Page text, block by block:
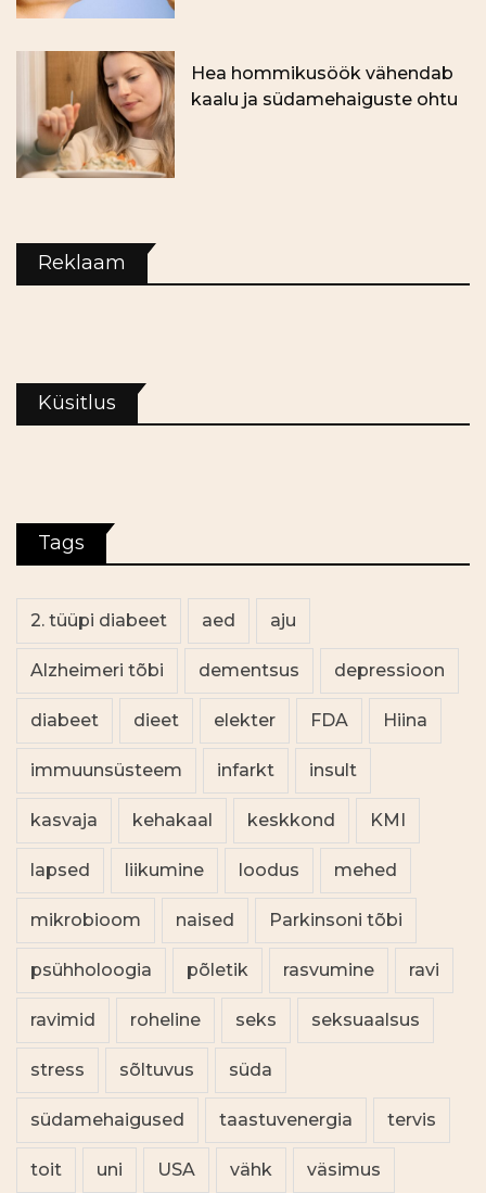
Hea hommikusöök vähendab
kaalu ja südamehaiguste ohtu
Reklaam
Küsitlus
Tags
2. tüüpi diabeet aed aju
Alzheimeri tõbi dementsus depressioon
diabeet dieet elekter FDA Hiina
immuunsüsteem infarkt insult
kasvaja kehakaal keskkond KMI
lapsed liikumine loodus mehed
mikrobioom naised Parkinsoni tõbi
psühholoogia põletik rasvumine ravi
ravimid roheline seks seksuaalsus
stress sõltuvus süda
südamehaigused taastuvenergia tervis
toit uni USA vähk väsimus